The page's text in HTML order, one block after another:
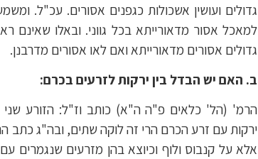
גדולים ועושין אשכולות כגפנים אסורים. עכ"ל.
למאכל אסור מדאורייתא בכל גווני. ובאלו שאינם
גדולים אסורים מדאורייתא ואם לאו אסורים מדרבנן.
ב. האם יש הבדל בין ירקות לזרעים בכרם:
הרמ' (הל' כלאים פ"ה ה"א) כותב וז"ל: הזורע שני
ירקות עם זרע הכרם הרי זה לוקה שתים, ובה"ג כתב
אלא על קנבוס ולוף וכיוצא בהן מזרעים שנגמרים